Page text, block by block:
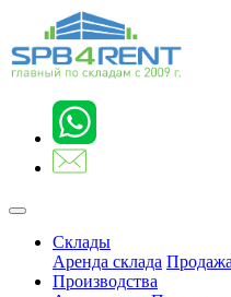
Склады
Аренда склада
Производства